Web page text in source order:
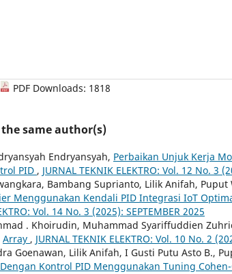
PDF Downloads: 1818
same author(s)
Endryansyah, Perbaikan Unjuk Kerja
PID , JURNAL TEKNIK ELEKTRO: Vol. 12 No. 3
Bambang Suprianto, Lilik Anifah, Puput
Menggunakan Kendali PID Integrasi IoT
Vol. 14 No. 3 (2025): SEPTEMBER 2025
. Khoirudin, Muhammad Syariffuddien
Array , JURNAL TEKNIK ELEKTRO: Vol. 10 No. 2
Goenawan, Lilik Anifah, I Gusti Putu Asto B.,
Kontrol PID Menggunakan Tuning Cohen-